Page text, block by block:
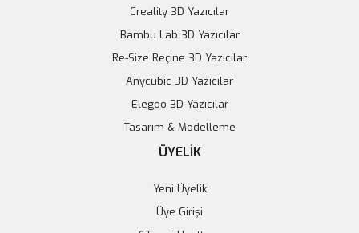
Elegoo Neptune 4 Plus & Max Uyumlu CSA Nozzle
Stokta Yok
Tükendi
Creality 3D Yazıcılar
Bambu Lab 3D Yazıcılar
Re-Size Reçine 3D Yazıcılar
Anycubic 3D Yazıcılar
Elegoo 3D Yazıcılar
Tasarım & Modelleme
ÜYELİK
Yeni Üyelik
Üye Girişi